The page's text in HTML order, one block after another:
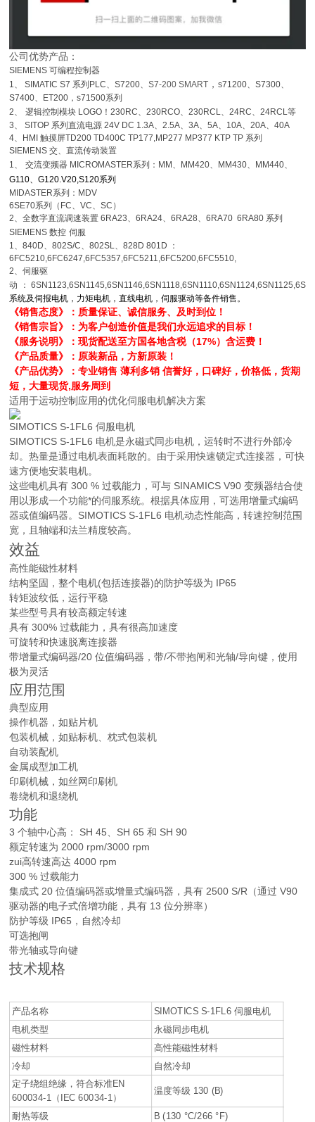
公司优势产品：
SIEMENS可编程控制器
1、 SIMATIC S7 系列 PLC、S7200、S7-200 SMART ，s71200、S7300、
S7400、
ET200，s71500系列
2、 逻辑控制模块 LOGO ！230RC、230RCO、230RCL、24RC、24RCL等
3、 SITOP 系列直流电源 24V DC 1.3A、2.5A、3A、5A、 10A、20A、40A
4、 HMI触摸屏TD200 TD400C TP177,MP277 MP377 KTP TP 系列
SIEMENS交、直流传动装置
1、 交流变频器 MICROMASTER系列： MM 、 MM420、 MM430、 MM440、
G110、G120.V20,S120系列
MIDASTER系列： MDV
6SE70系列（ FC、VC、SC ）
2、全数字直流调速装置 6RA23、6RA24、6RA28、6RA70 6RA80 系列
SIEMENS数控 伺服
1、840D、802S/C、802SL、828D 801D
：
6FC5210,6FC6247,6FC5357,6FC5211,6FC5200,6FC5510,
2、伺服驱
动
：
系统及伺报电机，力矩电机，直线电机，伺服驱动等备件销售。
《销售态度》：质量保证、诚信服务、及时到位！
《销售宗旨》：为客户创造价值是我们永远追求的目标！
《服务说明》：现货配送至方国各地含税（17%）含运费！
《产品质量》：原装新品，方新原装！
《产品优势》：专业销售 薄利多销 信誉好，口碑好，价格低，货期
短，大量现货,服务周到
适用于运动控制应用的优化伺服电机解决方案
SIMOTICS S-1FL6 伺服电机
SIMOTICS S-1FL6 电机是永磁式同步电机，运转时不进行外部冷
却。热量是通过电机表面耗散的。由于采用快速锁定式连接器，可快
速方便地安装电机。
这些电机具有 300 % 过载能力，可与 SINAMICS V90 变频器结合使
用以形成一个功能*的伺服系统。根据具体应用，可选用增量式编码
器或值编码器。SIMOTICS S-1FL6 电机动态性能高，转速控制范围
宽，且轴端和法兰精度较高。
效益
高性能磁性材料
结构坚固，整个电机(包括连接器)的防护等级为 IP65
转矩波纹低，运行平稳
某些型号具有较高额定转速
具有 300% 过载能力，具有很高加速度
可旋转和快速脱离连接器
带增量式编码器/20 位值编码器，带/不带抱闸和光轴/导向键，使用
极为灵活
应用范围
典型应用
操作机器，如贴片机
包装机械，如贴标机、枕式包装机
自动装配机
金属成型加工机
印刷机械，如丝网印刷机
卷绕机和退绕机
功能
3 个轴中心高： SH 45、SH 65 和 SH 90
额定转速为 2000 rpm/3000 rpm
zui高转速高达 4000 rpm
300 % 过载能力
集成式 20 位值编码器或增量式编码器，具有 2500 S/R（通过 V90
驱动器的电子式倍增功能，具有 13 位分辨率）
防护等级 IP65，自然冷却
可选抱闸
带光轴或导向键
技术规格
产品名称 SIMOTICS S-1FL6 伺服电机
电机类型
永磁同步电机
磁性材料
高性能磁性材料
冷却
自然冷却
定子绕组绝缘，符合标准EN
600034-1（IEC 60034-1）
温度等级 130 (B)
耐热等级
B (130 °C/266 °F)